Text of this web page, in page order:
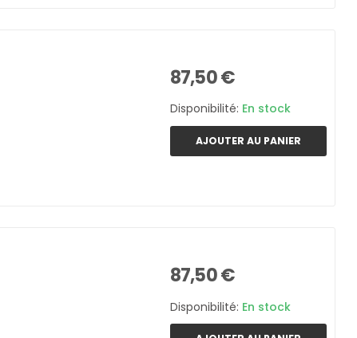
87,50 €
Disponibilité: En stock
AJOUTER AU PANIER
87,50 €
Disponibilité: En stock